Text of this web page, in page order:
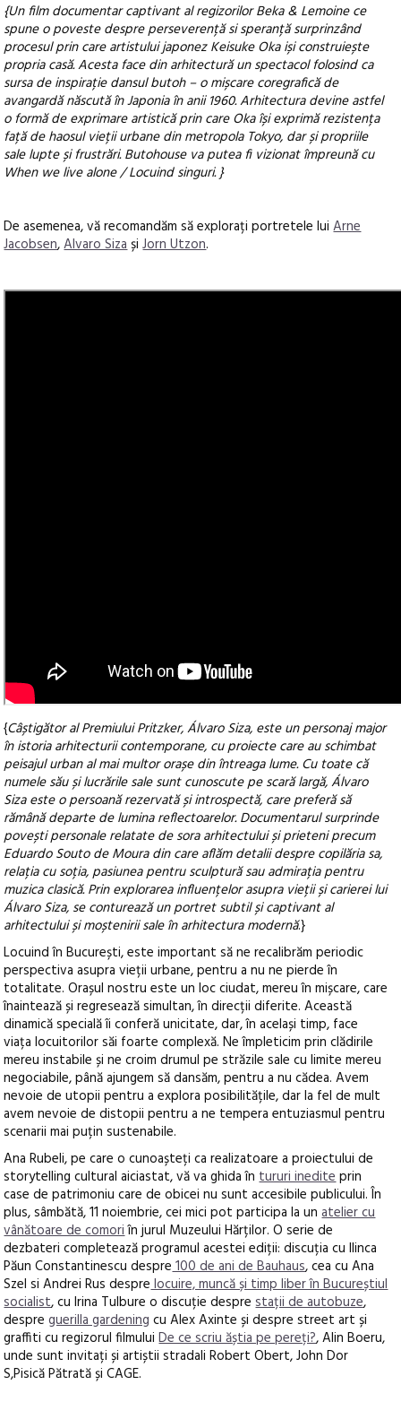
{Un film documentar captivant al regizorilor Beka & Lemoine ce
spune o poveste despre perseverență si speranță surprinzând
procesul prin care artistului japonez Keisuke Oka iși construiește
propria casă. Acesta face din arhitectură un spectacol folosind ca
sursa de inspirație dansul butoh – o mișcare coregrafică de
avangardă născută în Japonia în anii 1960. Arhitectura devine astfel
o formă de exprimare artistică prin care Oka își exprimă rezistența
față de haosul vieții urbane din metropola Tokyo, dar și propriile
sale lupte și frustrări. Butohouse va putea fi vizionat împreună cu
When we live alone / Locuind singuri. }
De asemenea, vă recomandăm să explorați portretele luiArne
Jacobsen,Alvaro SizașiJorn Utzon.
{Câștigător al Premiului Pritzker, Álvaro Siza, este un personaj major
în istoria arhitecturii contemporane, cu proiecte care au schimbat
peisajul urban al mai multor orașe din întreaga lume. Cu toate că
numele său și lucrările sale sunt cunoscute pe scară largă, Álvaro
Siza este o persoană rezervată și introspectă, care preferă să
rămână departe de lumina reflectoarelor. Documentarul surprinde
povești personale relatate de sora arhitectului și prieteni precum
Eduardo Souto de Moura din care aflăm detalii despre copilăria sa,
relația cu soția, pasiunea pentru sculptură sau admirația pentru
muzica clasică. Prin explorarea influențelor asupra vieții și carierei lui
Álvaro Siza, se conturează un portret subtil și captivant al
arhitectului și moștenirii sale în arhitectura modernă.}
Locuind în București, este important să ne recalibrăm periodic
perspectiva asupra vieții urbane, pentru a nu ne pierde în
totalitate. Orașul nostru este un loc ciudat, mereu în mișcare, care
înaintează și regresează simultan, în direcții diferite. Această
dinamică specială îi conferă unicitate, dar, în același timp, face
viața locuitorilor săi foarte complexă. Ne împleticim prin clădirile
mereu instabile și ne croim drumul pe străzile sale cu limite mereu
negociabile, până ajungem să dansăm, pentru a nu cădea. Avem
nevoie de utopii pentru a explora posibilitățile, dar la fel de mult
avem nevoie de distopii pentru a ne tempera entuziasmul pentru
scenarii mai puțin sustenabile.
Ana Rubeli, pe care o cunoașteți ca realizatoare a proiectului de
storytelling cultural aiciastat, vă va ghida întururi inediteprin
case de patrimoniu care de obicei nu sunt accesibile publicului. În
plus, sâmbătă, 11 noiembrie, cei mici pot participa la unatelier cu
vânătoare de comoriîn jurul Muzeului Hărților. O serie de
dezbateri completează programul acestei ediții: discuția cu Ilinca
Păun Constantinescu despre100 de ani de Bauhaus, cea cu Ana
Szel si Andrei Rus desprelocuire, muncă și timp liber în Bucureștiul
socialist, cu Irina Tulbure o discuție desprestații de autobuze,
despreguerilla gardening cu Alex Axinte și despre street art și
graffiti cu regizorul filmuluiDe ce scriu ăștia pe pereți?, Alin Boeru,
unde sunt invitați și artiștii stradali Robert Obert, John Dor
S,Pisică Pătrată și CAGE.